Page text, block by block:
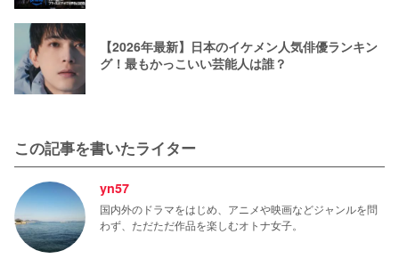
【2026年最新】日本のイケメン人気俳優ランキン
グ！最もかっこいい芸能人は誰？
この記事を書いたライター
yn57
国内外のドラマをはじめ、アニメや映画などジャンルを問
わず、ただただ作品を楽しむオトナ女子。